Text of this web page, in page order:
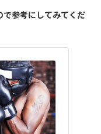
参考にしてみてくだ